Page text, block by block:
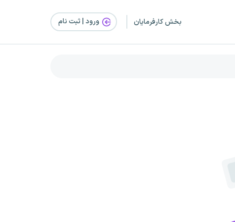
بخش کارفرمایان ورود | ثبت‌ نام